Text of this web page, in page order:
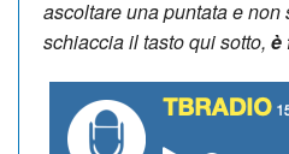
ascoltare una puntata e
schiaccia il tasto qui sotto, è